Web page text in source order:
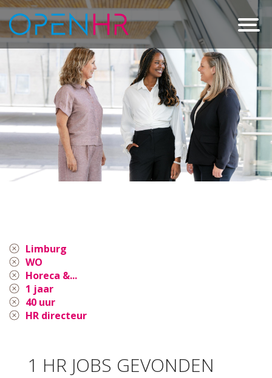
Limburg
WO
Horeca &...
1 jaar
40 uur
HR directeur
1 HR JOBS GEVONDEN